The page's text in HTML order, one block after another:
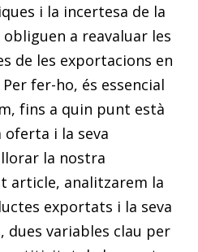
i la incertesa de la
a reavaluar les
de les exportacions en
fer-ho, és essencial
fins a quin punt està
i la seva
la nostra
article, analitzarem la
exportats i la seva
variables clau per